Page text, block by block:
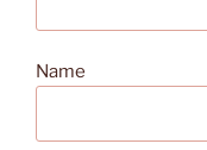
Name